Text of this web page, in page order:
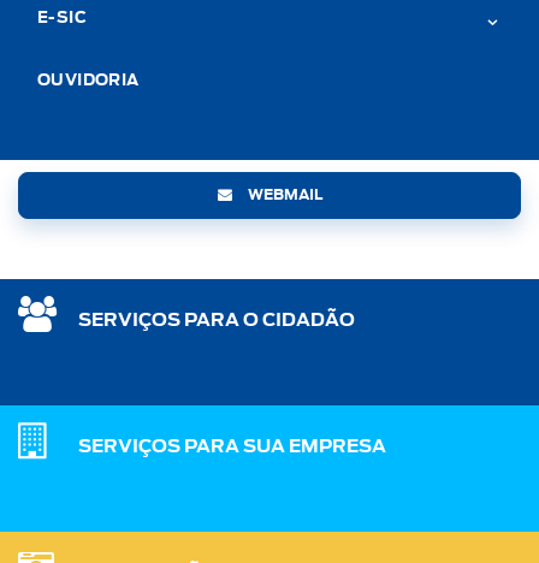
E-SIC
OUVIDORIA
WEBMAIL
SERVIÇOS PARA O CIDADÃO
SERVIÇOS PARA SUA EMPRESA